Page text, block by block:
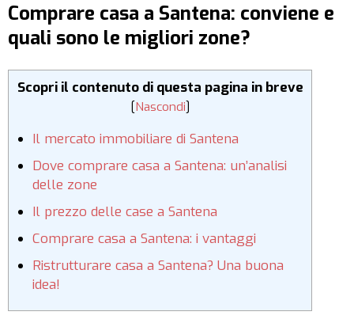
Comprare casa a Santena: conviene e
quali sono le migliori zone?
Scopri il contenuto di questa pagina in breve
[Nascondi]
Il mercato immobiliare di Santena
Dove comprare casa a Santena: un’analisi
delle zone
Il prezzo delle case a Santena
Comprare casa a Santena: i vantaggi
Ristrutturare casa a Santena? Una buona
idea!